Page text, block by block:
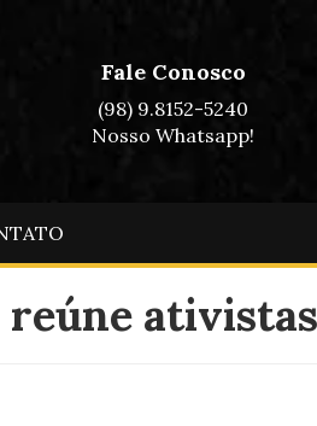
Fale Conosco
(98) 9.8152-5240
Nosso Whatsapp!